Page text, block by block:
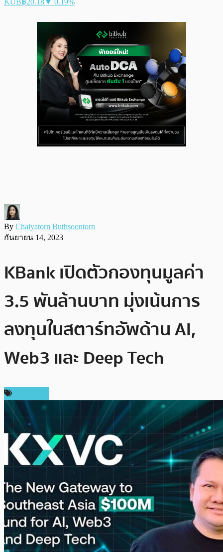
By Chaiyatorn Buthsoontorn
กันยายน 14, 2023
KBank เปิดตัวกองทุนมูลค่า
3.5 พันล้านบาท มุ่งเน้นการ
ลงทุนในสตาร์ทอัพด้าน AI,
Web3 และ Deep Tech